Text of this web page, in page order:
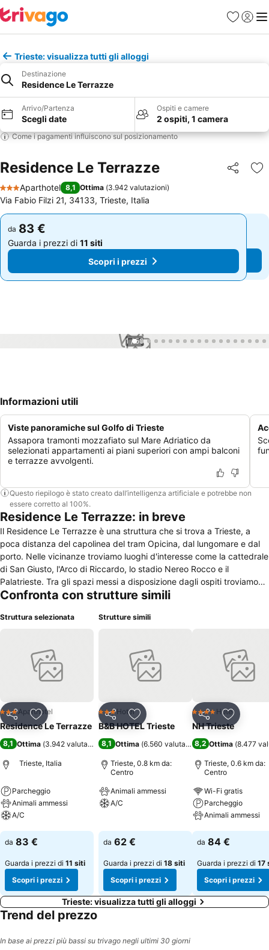
PreferitiAccedi
Trieste: visualizza tutti gli alloggi
Destinazione
Residence Le Terrazze
Arrivo/Partenza
Scegli date
Ospiti e camere
2 ospiti, 1 camera
Come i pagamenti influiscono sul posizionamento
Residence Le Terrazze Condividi
3 Stelle
Aparthotel 8,1 Ottima (3.942 valutazioni)
Via Fabio Filzi 21, 34133, Trieste, Italia
da 83 €
Guarda i prezzi di 11 siti
Scopri i prezzi
da 83 €
Guarda i prezzi di 11 siti
Scopri i prezzi
1 / 56
Informazioni utili
Viste panoramiche sul Golfo di Trieste
Assapora tramonti mozzafiato sul Mare Adriatico da
selezionati appartamenti ai piani superiori con ampi balconi
e terrazze avvolgenti.
Questo riepilogo è stato creato dall’intelligenza artificiale e potrebbe non
essere corretto al 100%.
Residence Le Terrazze: in breve
Il Residence Le Terrazze è una struttura che si trova a Trieste, a
poca distanza del capolinea del tram Opicina, dal lungomare e dal
porto. Nelle vicinanze troviamo luoghi d'interesse come la cattedrale
di San Giusto, l'Arco di Riccardo, lo stadio Nereo Rocco e il
Palatrieste. Tra gli spazi messi a disposizione dagli ospiti troviamo
una terrazza e una reception con cassetta di sicurezza e deposito
nell'intera struttura gratuitamente e nelle vicinanze gli ospiti possono
con pavimenti in parquet, alcuni dei quali sono dotati di balcone con
vista sul Golfo di Trieste. Gli alloggi sono climatizzati e dispongono di
cucina, tv satellitare, bagno con asciugacapelli, cassaforte e
aggiuntivi. L'hotel ammette l'accesso ad animali domestici di piccola
taglia, dispone di ascensore e di personale poliglotta in grado di
fornire assistenza per tour e biglietti.
Confronta con strutture simili
Struttura selezionata
CondividiAggiungi ai preferiti
3 StelleAparthotel
Residence Le Terrazze
8,1 Ottima (3.942 valutazioni)
Trieste, Italia
Parcheggio
Animali ammessi
A/C
Scopri i prezzi
da 83 €
Guarda i prezzi di 11 siti
Scopri i prezzi
Strutture simili
CondividiAggiungi ai preferiti
3 StelleHotel
B&B HOTEL Trieste
8,1 Ottima (6.560 valutazioni)
Trieste, 0.8 km da:
Centro
Animali ammessi
A/C
da 62 €
Guarda i prezzi di 18 siti
Scopri i prezzi
Condividi
4 StelleHotel
NH Trieste
8,2 Ottima (8.477
Trieste, 0.6 km da:
Centro
Wi-Fi gratis
Parcheggio
Animali ammessi
Scopri i prezzi
da 84 €
Guarda i prezzi di 17
Scopri i prezzi
Trieste: visualizza tutti gli alloggi
Trend del prezzo
In base ai prezzi più bassi su trivago negli ultimi 30 giorni